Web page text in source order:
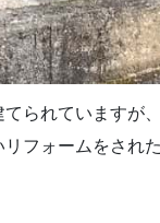
られていますが
フォームをされ